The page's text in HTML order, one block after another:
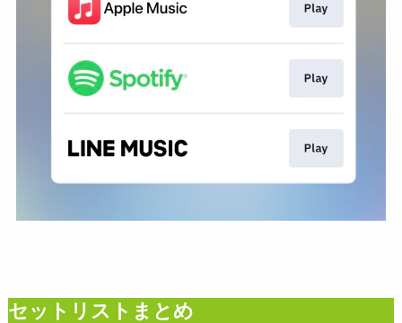
セットリストまとめ